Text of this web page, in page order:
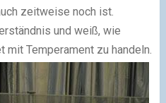
zeitweise noch ist.
und weiß, wie
Temperament zu handeln.